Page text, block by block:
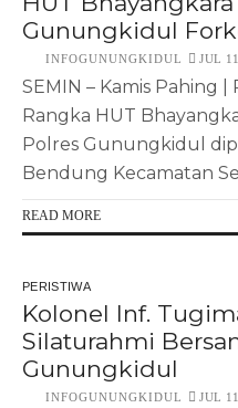
Gunungkidul
INFOGUNUNGKIDUL JUL
SEMIN – Kamis Pahing
Rangka HUT
Polres Gunungkidul
Bendung Kecamatan
READ MORE
PERISTIWA
Kolonel Inf.
Silaturahmi
Gunungkidul
INFOGUNUNGKIDUL JUL